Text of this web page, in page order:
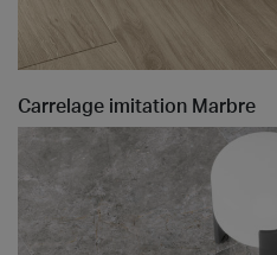
Carrelage imitation Marbre